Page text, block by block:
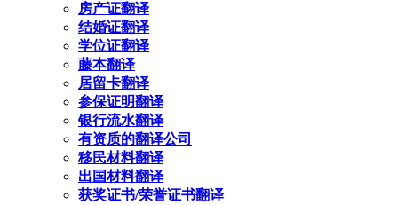
房产证翻译
结婚证翻译
学位证翻译
藤本翻译
居留卡翻译
参保证明翻译
银行流水翻译
有资质的翻译公司
移民材料翻译
出国材料翻译
获奖证书/荣誉证书翻译